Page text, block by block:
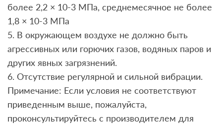
более 2,2 × 10-3 МПа, среднемесячное не более
1,8 × 10-3 МПа
5. В окружающем воздухе не должно быть
агрессивных или горючих газов, водяных паров и
других явных загрязнений.
6. Отсутствие регулярной и сильной вибрации.
Примечание: Если условия не соответствуют
приведенным выше, пожалуйста,
проконсультируйтесь с производителем для